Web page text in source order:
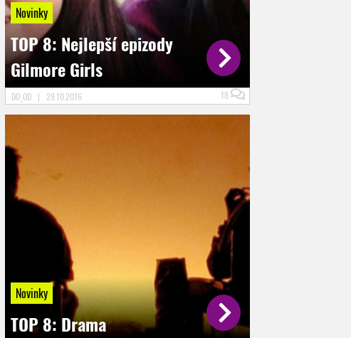
Novinky
TOP 8: Nejlepší epizody
Gilmore Girls
DO_OD | 29.10.2016 18
Novinky
TOP 8: Drama